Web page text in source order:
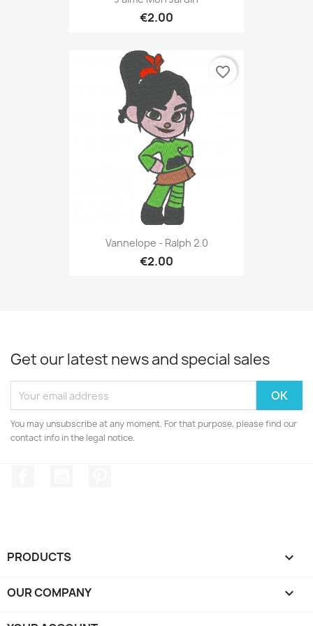
€2.00
Vannelope - Ralph 2.0
€2.00
favorite_border
Get our latest news and special sales
You may unsubscribe at any moment. For that purpose, please find our
contact info in the legal notice.
PRODUCTS 
OUR COMPANY 